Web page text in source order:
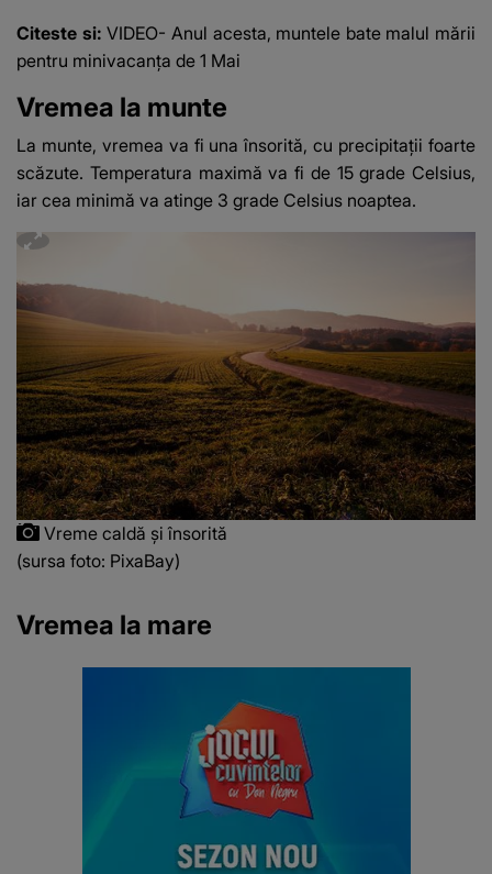
o boală gravă
Citeste si:VIDEO- Anul acesta, muntele bate malul mării
pentru minivacanța de 1 Mai
Vremea la munte
La munte, vremea va fi una însorită, cu precipitații foarte
scăzute. Temperatura maximă va fi de 15 grade Celsius,
iar cea minimă va atinge 3 grade Celsius noaptea.
Vreme caldă și însorită
(sursa foto: PixaBay)
Vremea la mare